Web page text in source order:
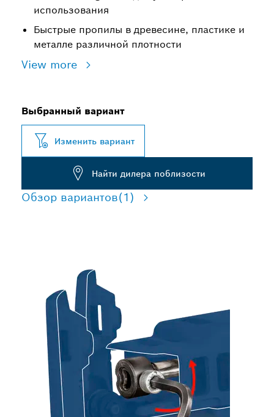
использования
Быстрые пропилы в древесине, пластике и
металле различной плотности
View more
Выбранный вариант
Изменить вариант
Найти дилера поблизости
Обзор вариантов(1)